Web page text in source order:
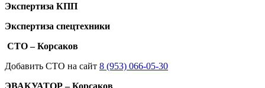
Экспертиза КПП
Экспертиза спецтехники
СТО – Корсаков
Добавить СТО на сайт 8 (953) 066-05-30
ЭВАКУАТОР – Корсаков